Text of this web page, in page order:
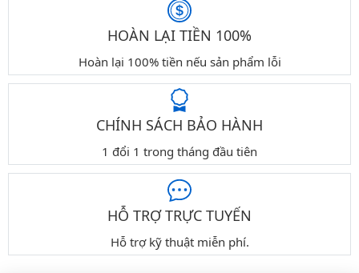
HOÀN LẠI TIỀN 100%
Hoàn lại 100% tiền nếu sản phẩm lỗi
CHÍNH SÁCH BẢO HÀNH
1 đổi 1 trong tháng đầu tiên
HỖ TRỢ TRỰC TUYẾN
Hỗ trợ kỹ thuật miễn phí.